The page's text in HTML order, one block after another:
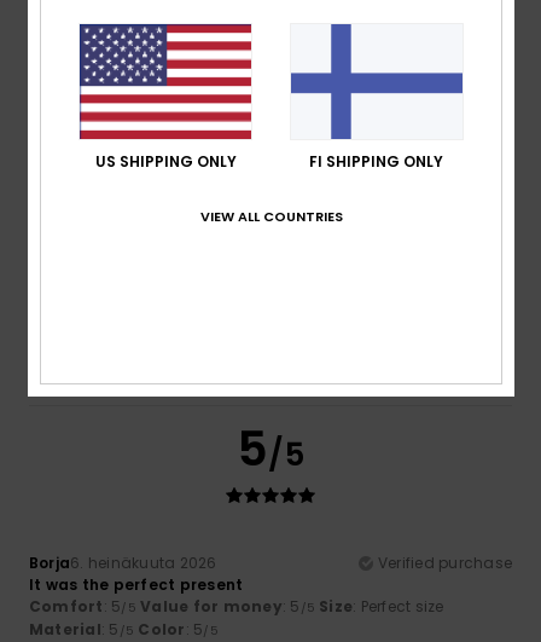
Just what I was looking for
Comfort: 5/5 Value for money
Material: 5/5 Color: 5/5
I recommend this product
5
5/5
Borja6. heinäkuuta 2026
Verified purchase
It was the perfect present
Comfort: 5/5 Value for money: 5 /5 Size: Perfect size
Material: 5 /5 Color: 5/5
US SHIPPING ONLY FI SHIPPING ONLY
VIEW ALL COUNTRIES